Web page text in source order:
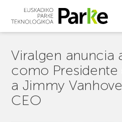
Viralgen anuncia
como
a Jimmy
CEO